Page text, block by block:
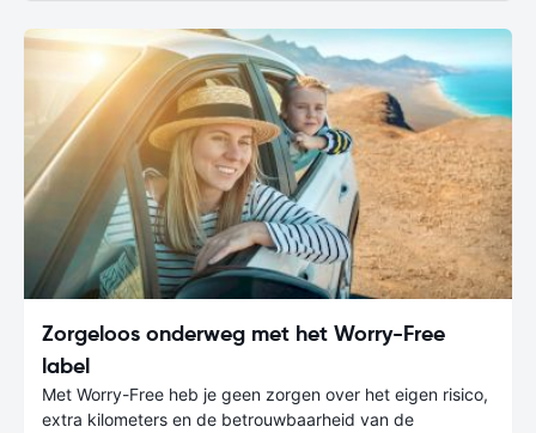
Zorgeloos onderweg met het Worry-Free
label
Met Worry-Free heb je geen zorgen over het eigen risico,
extra kilometers en de betrouwbaarheid van de